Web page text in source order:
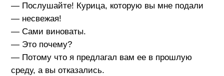
— Послушайте! Курица, которую вы мне подали
— несвежая!
— Сами виноваты.
— Это почему?
— Потому что я предлагал вам ее в прошлую
среду, а вы отказались.